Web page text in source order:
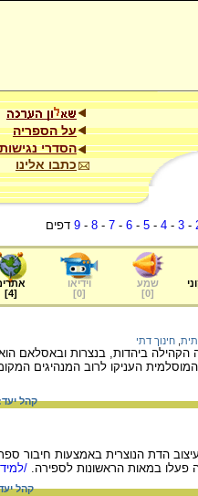
על הספריה
הסדרי נגישות
כתבו אלינו
-
3
-
4
-
5
-
6
-
7
-
8
-
9 דפים
שמע
[
0
]
וידיאו
[
0
]
[
4
]
חינוך דתי
ביהדות, בנצרות ובאסלאם הוא
העניקו לרוב המנהיגים
קהל
הדת הנוצרית באמצעות חיבור
פעלו במאות הראשונות לספירה. /
קהל